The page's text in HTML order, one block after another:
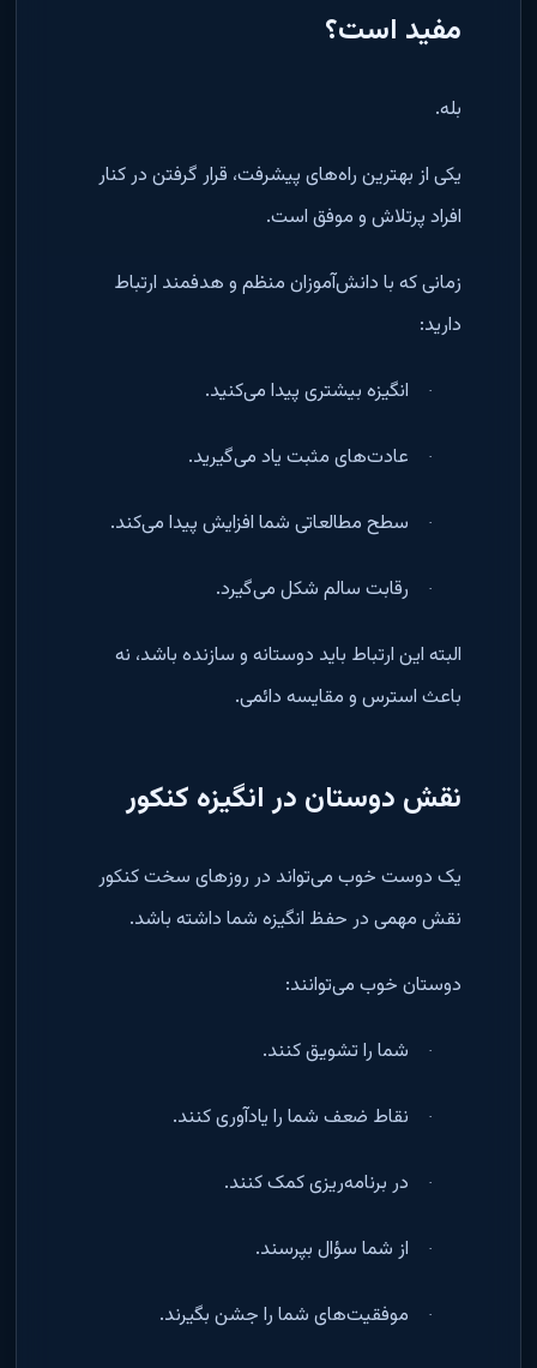
مفید است؟
بله.
یکی از بهترین راه‌های پیشرفت، قرار گرفتن در کنار
افراد پرتلاش و موفق است.
زمانی که با دانش‌آموزان منظم و هدفمند ارتباط
دارید:
· انگیزه بیشتری پیدا می‌کنید.
· عادت‌های مثبت یاد می‌گیرید.
· سطح مطالعاتی شما افزایش پیدا می‌کند.
· رقابت سالم شکل می‌گیرد.
البته این ارتباط باید دوستانه و سازنده باشد، نه
باعث استرس و مقایسه دائمی.
نقش دوستان در انگیزه کنکور
یک دوست خوب می‌تواند در روزهای سخت کنکور
نقش مهمی در حفظ انگیزه شما داشته باشد.
دوستان خوب می‌توانند:
· شما را تشویق کنند.
· نقاط ضعف شما را یادآوری کنند.
· در برنامه‌ریزی کمک کنند.
· از شما سؤال بپرسند.
· موفقیت‌های شما را جشن بگیرند.